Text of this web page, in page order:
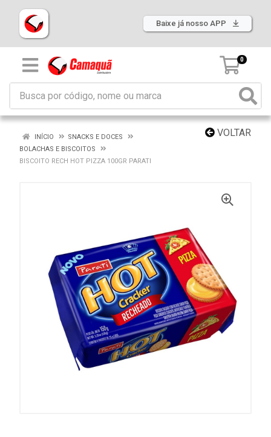
Baixe já nosso APP
0
VOLTAR
INÍCIO
SNACKS E DOCES
BOLACHAS E BISCOITOS
BISCOITO RECH HOT PIZZA 100GR PARATI